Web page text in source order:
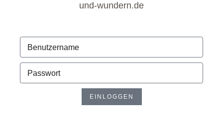
und-wundern.de
EINLOGGEN